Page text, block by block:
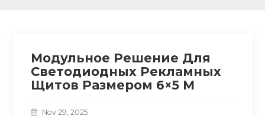
Модульное Решение Для
Светодиодных Рекламных
Щитов Размером 6×5 М
Nov 29, 2025